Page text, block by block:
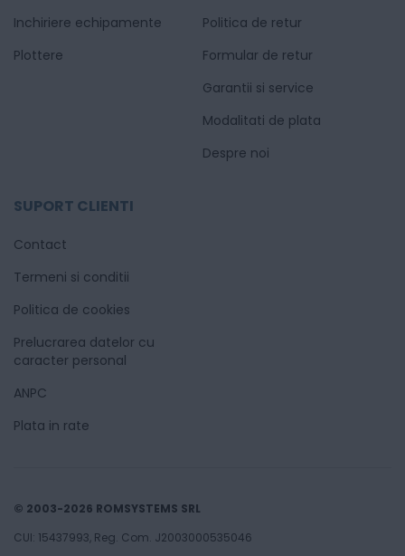
Inchiriere echipamente
Plottere
Politica de retur
Formular de retur
Garantii si service
Modalitati de plata
Despre noi
SUPORT CLIENTI
Contact
Termeni si conditii
Politica de cookies
Prelucrarea datelor cu
caracter personal
ANPC
Plata in rate
© 2003-2026 ROMSYSTEMS SRL
CUI: 15437993, Reg. Com. J2003000535046